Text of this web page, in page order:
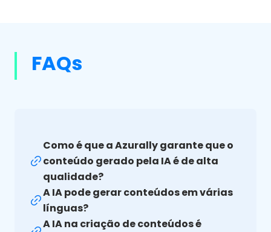
FAQs
Como é que a Azurally garante que o
conteúdo gerado pela IA é de alta
qualidade?
A IA pode gerar conteúdos em várias
línguas?
A IA na criação de conteúdos é